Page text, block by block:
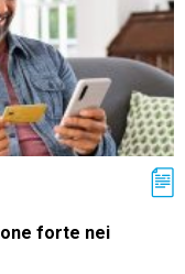
forte nei